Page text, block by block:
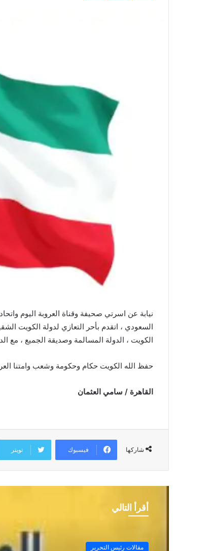
نيابة عن اسرتي صحيفة وقناة العروبة اليوم
السعودي ، اتقدم بأحر التعازي لدولة الكويت
الكويت ، الدولة المسالمة وصديقة الجميع ، مع
حفظ الله الكويت حكام وحكومة وشعب وامتنا
القاهرة / سامي العثمان
شاركها فيسبوك تويتر
أقرأ التالي
مقالات رئيس التحرير